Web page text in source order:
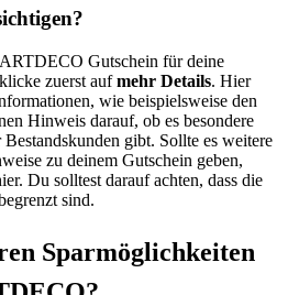
Gutschein für deine
zuerst aufmehr Details. Hier
wie beispielsweise den
Hinweis darauf, ob es besondere
gibt. Sollte es weitere
zu deinem Gutschein geben,
Du solltest darauf achten, dass die
sind.
Sparmöglichkeiten